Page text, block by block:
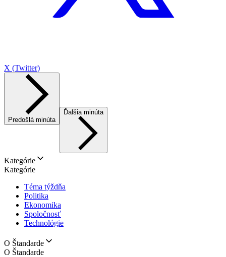
X (Twitter)
Predošlá minúta
Ďalšia minúta
Kategórie
Kategórie
Téma týždňa
Politika
Ekonomika
Spoločnosť
Technológie
O Štandarde
O Štandarde